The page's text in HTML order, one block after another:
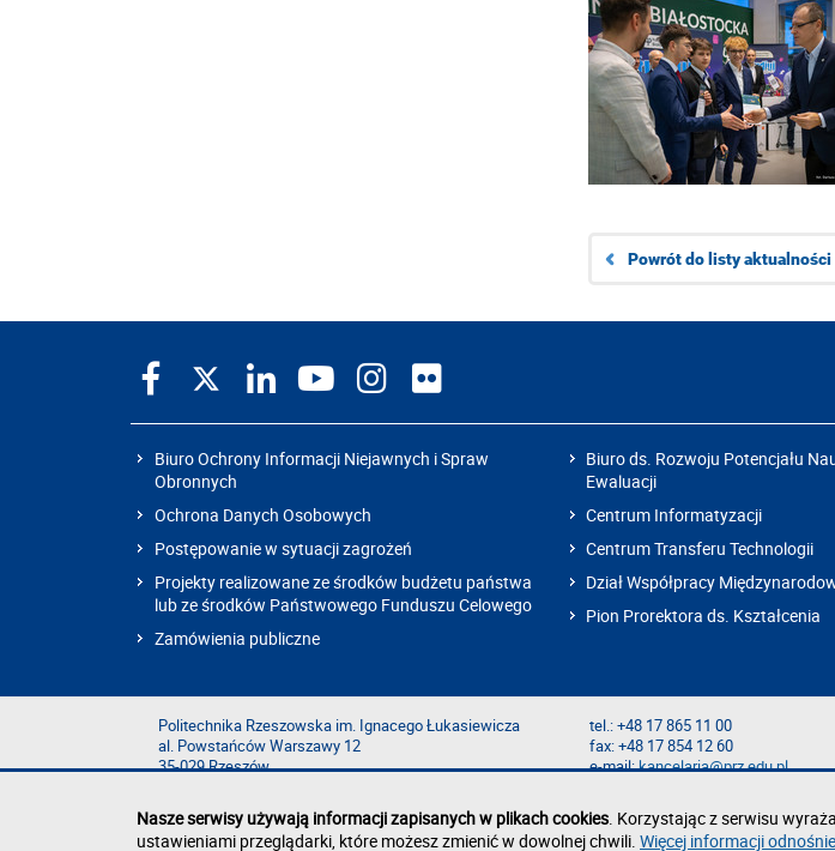
Powrót do listy aktualności
Biuro Ochrony Informacji Niejawnych i Spraw
Obronnych
Ochrona Danych Osobowych
Postępowanie w sytuacji zagrożeń
Projekty realizowane ze środków budżetu państwa
lub ze środków Państwowego Funduszu Celowego
Zamówienia publiczne
Biuro ds. Rozwoju Potencjału
Ewaluacji
Centrum Informatyzacji
Centrum Transferu Technologii
Dział Współpracy
Pion Prorektora ds. Kształcenia
Politechnika Rzeszowska im. Ignacego Łukasiewicza
al. Powstańców Warszawy 12
35-029 Rzeszów
tel.: +48 17 865 11 00
fax: +48 17 854 12 60
e-mail:kancelaria@prz.edu.pl
Nasze serwisy używają informacji zapisanych w plikach cookies. Korzystając z serwisu
ustawieniami przeglądarki, które możesz zmienić w dowolnej chwili. Więcej informacji